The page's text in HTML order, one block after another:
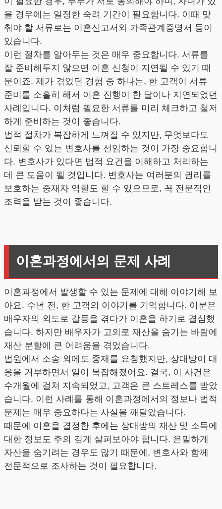
을 경우에는 일정한 숙려 기간이 필요합니다. 이때 맞
춰야 할 서류로는 이혼신고서와 가족관계증명서 등이
있습니다.
이런 절차를 알아두는 것은 매우 중요합니다. 서류를
잘 준비해두지 않으면 이혼 신청이 지연될 수 있기 때
문이죠. 제가 겪었던 경험 중 하나는, 한 고객이 서류
준비를 소홀히 해서 이혼 진행이 한 달이나 지연되었던
사례입니다. 이처럼 필요한 서류를 미리 체크하고 철저
하게 준비하는 것이 좋습니다.
법적 절차가 복잡하게 느껴질 수 있지만, 무엇보다도
신뢰할 수 있는 변호사를 선임하는 것이 가장 중요합니
다. 변호사가 있다면 법적 요건을 이해하고 처리하는
데 큰 도움이 될 것입니다. 변호사는 여러분의 권리를
보호하는 중재자 역할도 할 수 있으므로, 꼭 전문적인
조력을 받는 것이 좋습니다.
이혼과정에서의 문제 사례
이혼과정에서 발생할 수 있는 문제에 대해 이야기해 보
아요. 수년 전, 한 고객의 이야기를 기억합니다. 이분은
배우자의 외도로 갈등을 겪다가 이혼을 하기로 결심했
습니다. 하지만 배우자가 고의로 재산을 숨기는 바람에
재산 분할에 큰 어려움을 겪었습니다.
법원에서 소송 외에도 중재를 요청했지만, 상대방이 대
응을 거부하면서 일이 복잡해졌어요. 결국, 이 사건은
수개월에 걸쳐 지속되었고, 고객은 큰 스트레스를 받았
습니다. 이런 사례를 통해 이혼과정에서의 정보나 법적
문제는 매우 중요하다는 사실을 깨달았습니다.
때문에 이혼을 결정한 후에는 상대방의 재산 및 소득에
대한 정보도 주의 깊게 살펴보아야 합니다. 은밀하게
자산을 숨기려는 경우도 많기 때문에, 변호사와 함께
전문적으로 조사하는 것이 필요합니다.